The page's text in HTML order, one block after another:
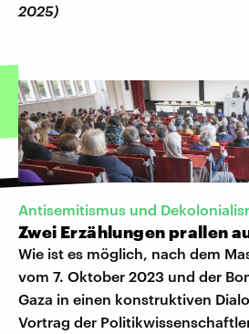
2025)
Antisemitismus und
Zwei Erzählungen prallen
Wie ist es möglich, nach dem
vom 7. Oktober 2023 und der
Gaza in einen konstruktiven
Vortrag der